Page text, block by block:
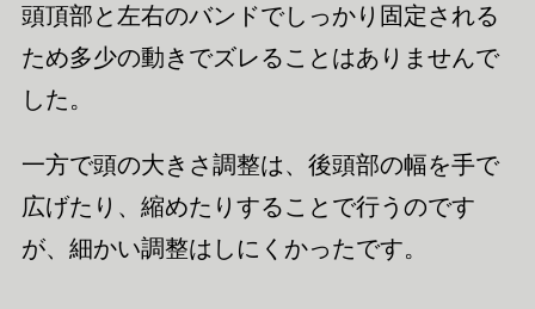
頭頂部と左右のバンドでしっかり固定される
ため多少の動きでズレることはありませんで
した。
一方で頭の大きさ調整は、後頭部の幅を手で
広げたり、縮めたりすることで行うのです
が、細かい調整はしにくかったです。